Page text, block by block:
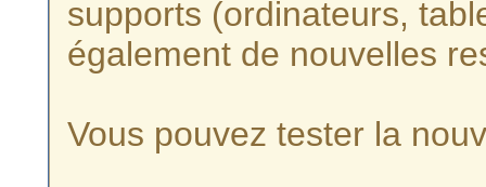
supports (ordinateurs,
également de nouvelles
Vous pouvez tester la